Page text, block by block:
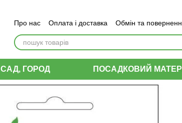
Про нас Оплата і доставка Обмін та
Угода користувача
САД, ГОРОД ПОСАДКОВИЙ